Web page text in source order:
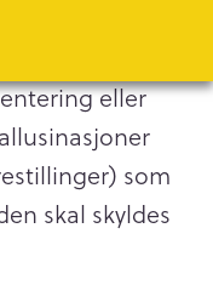
eller
som
skal skyldes